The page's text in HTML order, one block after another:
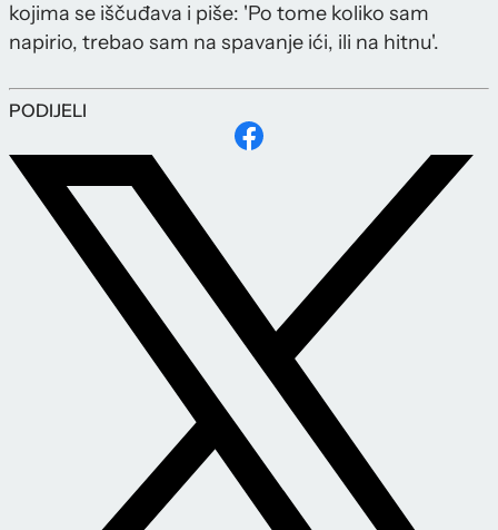
kojima se iščuđava i piše: 'Po tome koliko sam
napirio, trebao sam na spavanje ići, ili na hitnu'.
PODIJELI